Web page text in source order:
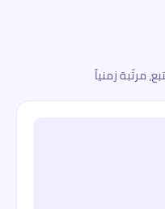
مرتّبة زمنياً